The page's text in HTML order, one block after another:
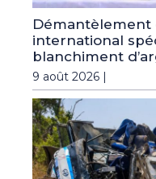
Démantèlement
international
blanchiment
9 août 2026 |